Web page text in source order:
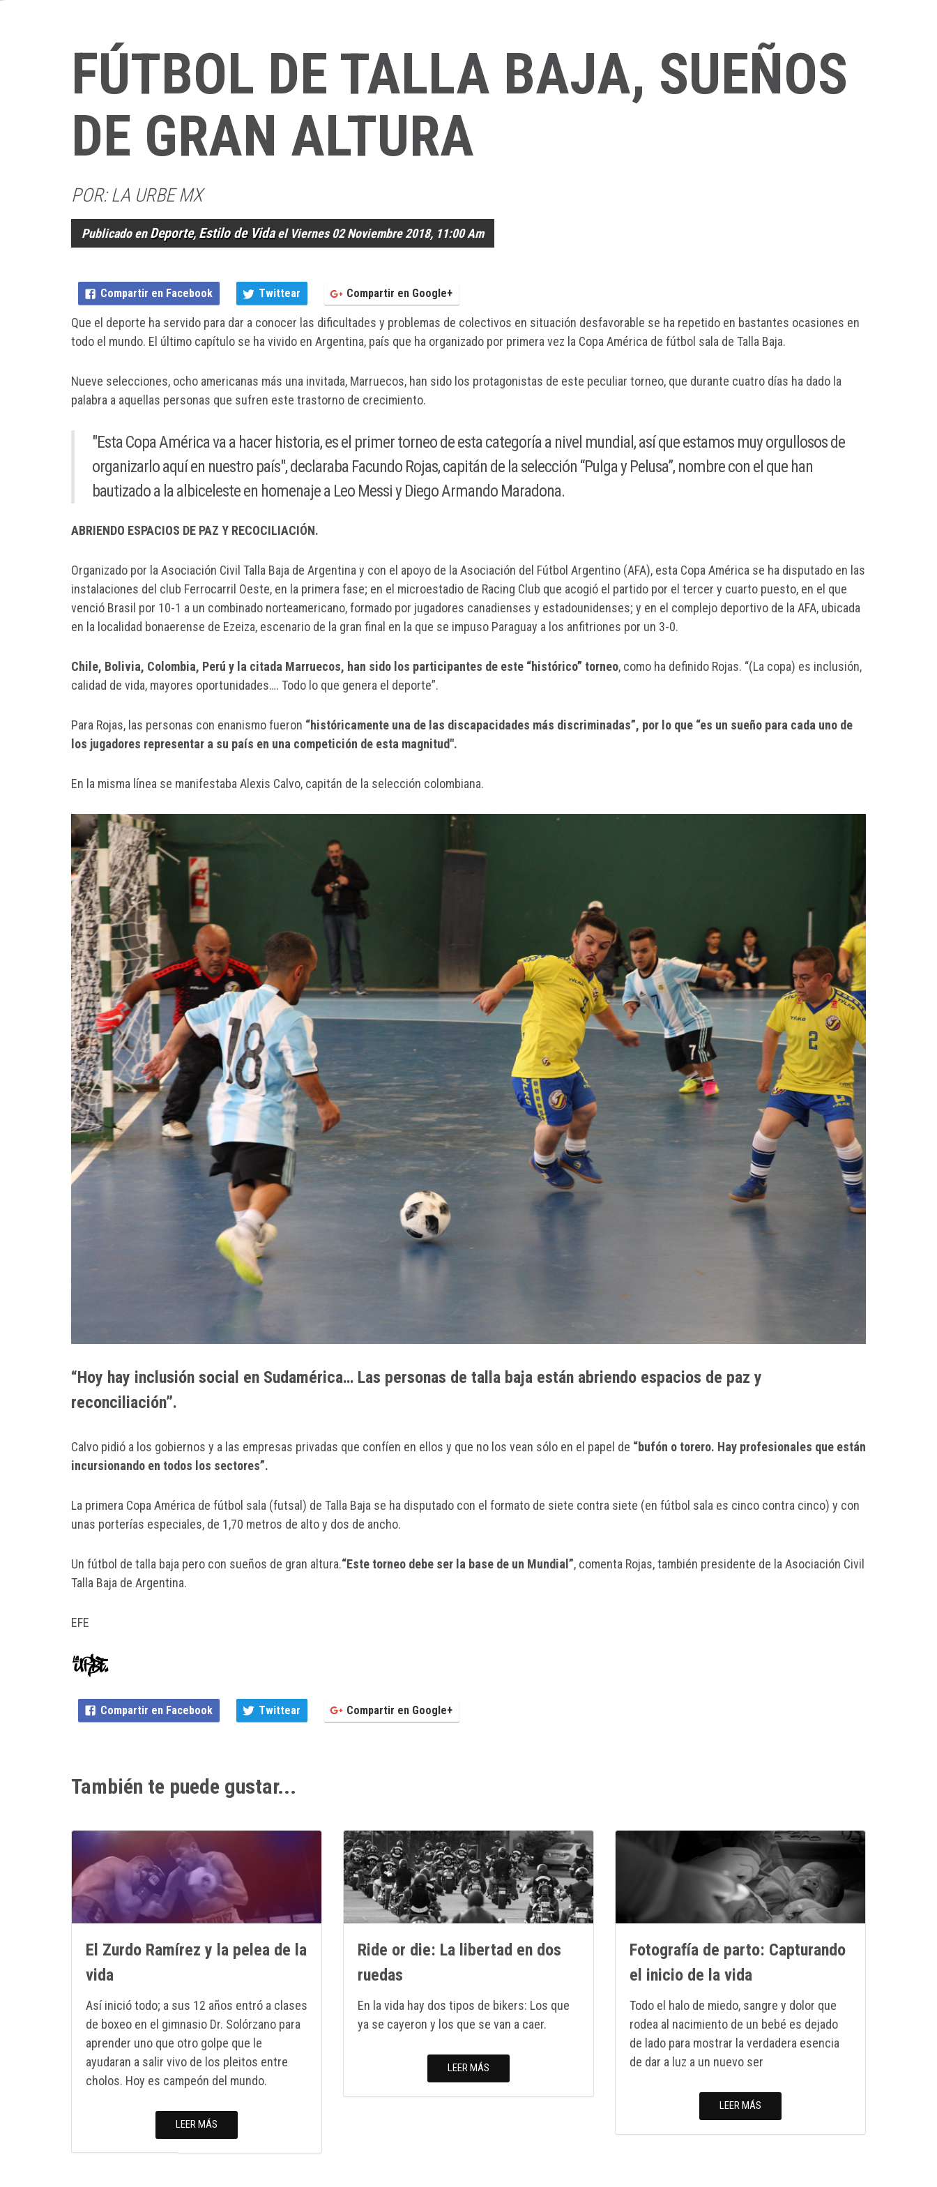
FÚTBOL DE TALLA BAJA, SUEÑOS
DE GRAN ALTURA
POR: LA URBE MX
Publicado enDeporte, Estilo de Vidael Viernes 02 Noviembre 2018, 11:00 Am
Compartir en Facebook Twittear Compartir en Google+
Que el deporte ha servido para dar a conocer las dificultades y problemas de colectivos en situación desfavorable se ha repetido en bastantes ocasiones en
todo el mundo. El último capítulo se ha vivido en Argentina, país que ha organizado por primera vez la Copa América de fútbol sala de Talla Baja.
Nueve selecciones, ocho americanas más una invitada, Marruecos, han sido los protagonistas de este peculiar torneo, que durante cuatro días ha dado la
palabra a aquellas personas que sufren este trastorno de crecimiento.
"Esta Copa América va a hacer historia, es el primer torneo de esta categoría a nivel mundial, así que estamos muy orgullosos de
organizarlo aquí en nuestro país", declaraba Facundo Rojas, capitán de la selección “Pulga y Pelusa”, nombre con el que han
bautizado a la albiceleste en homenaje a Leo Messi y Diego Armando Maradona.
ABRIENDO ESPACIOS DE PAZ Y RECOCILIACIÓN.
Organizado por la Asociación Civil Talla Baja de Argentina y con el apoyo de la Asociación del Fútbol Argentino (AFA), esta Copa América se ha disputado en las
instalaciones del club Ferrocarril Oeste, en la primera fase; en el microestadio de Racing Club que acogió el partido por el tercer y cuarto puesto, en el que
venció Brasil por 10-1 a un combinado norteamericano, formado por jugadores canadienses y estadounidenses; y en el complejo deportivo de la AFA, ubicada
en la localidad bonaerense de Ezeiza, escenario de la gran final en la que se impuso Paraguay a los anfitriones por un 3-0.
Chile, Bolivia, Colombia, Perú y la citada Marruecos, han sido los participantes de este “histórico” torneo, como ha definido Rojas. “(La copa) es inclusión,
calidad de vida, mayores oportunidades…. Todo lo que genera el deporte”.
Para Rojas, las personas con enanismo fueron “históricamente una de las discapacidades más discriminadas”, por lo que “es un sueño para cada uno de
los jugadores representar a su país en una competición de esta magnitud".
En la misma línea se manifestaba Alexis Calvo, capitán de la selección colombiana.
“Hoy hay inclusión social en Sudamérica… Las personas de talla baja están abriendo espacios de paz y
reconciliación”.
Calvo pidió a los gobiernos y a las empresas privadas que confíen en ellos y que no los vean sólo en el papel de “bufón o torero. Hay profesionales que están
incursionando en todos los sectores”.
La primera Copa América de fútbol sala (futsal) de Talla Baja se ha disputado con el formato de siete contra siete (en fútbol sala es cinco contra cinco) y con
unas porterías especiales, de 1,70 metros de alto y dos de ancho.
Un fútbol de talla baja pero con sueños de gran altura.“Este torneo debe ser la base de un Mundial”, comenta Rojas, también presidente de la Asociación Civil
Talla Baja de Argentina.
EFE
Compartir en Facebook Twittear Compartir en Google+
También te puede gustar...
El Zurdo Ramírez y la pelea de la
vida
Así inició todo; a sus 12 años entró a clases
de boxeo en el gimnasio Dr. Solórzano para
aprender uno que otro golpe que le
ayudaran a salir vivo de los pleitos entre
cholos. Hoy es campeón del mundo.
LEER MÁS
Ride or die: La libertad en dos
ruedas
En la vida hay dos tipos de bikers: Los que
ya se cayeron y los que se van a caer.
LEER MÁS
Fotografía de parto: Capturando
el inicio de la vida
Todo el halo de miedo, sangre y dolor que
rodea al nacimiento de un bebé es dejado
de lado para mostrar la verdadera esencia
de dar a luz a un nuevo ser
LEER MÁS